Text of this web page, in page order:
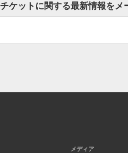
ケットに関する最新情報をメ
メディア